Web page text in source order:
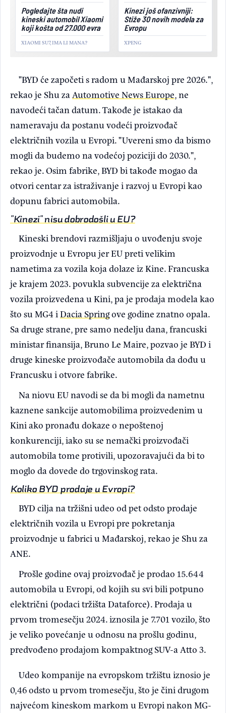
Pogledajte šta nudi
kineski automobil Xiaomi
koji košta od 27.000 evra
XIAOMI SU7, IMA LI MANA?
Kinezi još ofanzivniji:
Stiže 30 novih modela za
Evropu
XPENG
"BYD će započeti s radom u Mađarskoj pre 2026.",
rekao je Shu za Automotive News Europe, ne
navodeći tačan datum. Takođe je istakao da
nameravaju da postanu vodeći proizvođač
električnih vozila u Evropi. "Uvereni smo da bismo
mogli da budemo na vodećoj poziciji do 2030.",
rekao je. Osim fabrike, BYD bi takođe mogao da
otvori centar za istraživanje i razvoj u Evropi kao
dopunu fabrici automobila.
"Kinezi" nisu dobrodošli u EU?
Kineski brendovi razmišljaju o uvođenju svoje
proizvodnje u Evropu jer EU preti velikim
nametima za vozila koja dolaze iz Kine. Francuska
je krajem 2023. povukla subvencije za električna
vozila proizvedena u Kini, pa je prodaja modela kao
što su MG4 i Dacia Springove godine znatno opala.
Sa druge strane, pre samo nedelju dana, francuski
ministar finansija, Bruno Le Maire, pozvao je BYD i
druge kineske proizvođače automobila da dođu u
Francusku i otvore fabrike.
Na niovu EU navodi se da bi mogli da nametnu
kaznene sankcije automobilima proizvedenim u
Kini ako pronađu dokaze o nepoštenoj
konkurenciji, iako su se nemački proizvođači
automobila tome protivili, upozoravajući da bi to
moglo da dovede do trgovinskog rata.
Koliko BYD prodaje u Evropi?
BYD cilja na tržišni udeo od pet odsto prodaje
električnih vozila u Evropi pre pokretanja
proizvodnje u fabrici u Mađarskoj, rekao je Shu za
ANE.
Prošle godine ovaj proizvođač je prodao 15.644
automobila u Evropi, od kojih su svi bili potpuno
električni (podaci tržišta Dataforce). Prodaja u
prvom tromesečju 2024. iznosila je 7.701 vozilo, što
je veliko povećanje u odnosu na prošlu godinu,
predvođeno prodajom kompaktnog SUV-a Atto 3.
Udeo kompanije na evropskom tržištu iznosio je
0,46 odsto u prvom tromesečju, što je čini drugom
najvećom kineskom markom u Evropi nakon MG-